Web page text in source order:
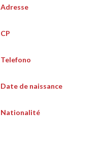
Adresse
CP
Telefono
Date de naissance
Nationalité